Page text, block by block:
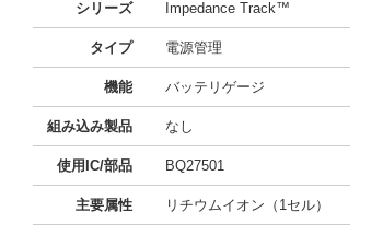
シリーズ Impedance Track™
タイプ 電源管理
機能 バッテリゲージ
組み込み製品 なし
使用IC/部品 BQ27501
主要属性 リチウムイオン（1セル）